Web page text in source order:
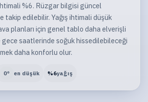
%6. Rüzgar bilgisi güncel
takip edilebilir. Yağış ihtimali düşük
planları için genel tablo daha elverişli
gece saatlerinde soğuk hissedilebileceği
daha konforlu olur.
0° en düşük %6yağış